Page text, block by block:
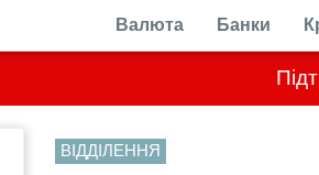
Валюта Банки
ВІДДІЛЕННЯ